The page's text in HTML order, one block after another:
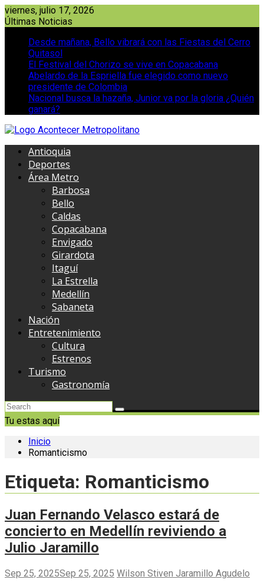
Saltar
al
viernes, julio 17, 2026
Últimas Noticias
Desde mañana, Bello vibrará con las Fiestas del Cerro
Quitasol
El Festival del Chorizo se vive en Copacabana
Abelardo de la Espriella fue elegido como nuevo
presidente de Colombia
Nacional busca la hazaña, Junior va por la gloria ¿Quién
ganará?
Antioquia
Deportes
Área Metro
Barbosa
Bello
Caldas
Copacabana
Envigado
Girardota
Itaguí
La Estrella
Medellín
Sabaneta
Nación
Entretenimiento
Cultura
Estrenos
Turismo
Gastronomía
Tu estas aquí
Inicio
Romanticismo
Etiqueta: Romanticismo
Juan Fernando Velasco estará de
concierto en Medellín reviviendo a
Julio Jaramillo
Sep 25, 2025Sep 25, 2025 Wilson Stiven Jaramillo Agudelo